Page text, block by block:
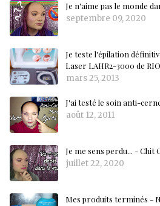
Je n'aime pas le monde
septembre 09, 2020
Je teste l'épilation
Laser LAHR2-3000 de RIO
mars 25, 2013
J'ai testé le soin anti-
août 12, 2011
Je me sens perdu... - Chit
juillet 22, 2020
Mes produits terminés -